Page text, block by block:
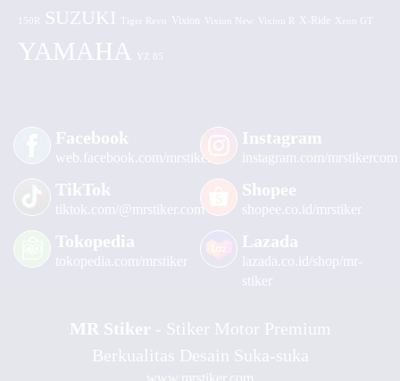
150R SUZUKI Tiger Revo Vixion Vixion New Vixion R X-Ride Xeon GT
YAMAHA YZ 85
Facebook
web.facebook.com/mrstiker
Instagram
instagram.com/mrstikercom
TikTok
tiktok.com/@mrstiker.com
Shopee
shopee.co.id/mrstiker
Tokopedia
tokopedia.com/mrstiker
Lazada
lazada.co.id/shop/mr-
stiker
MR Stiker - Stiker Motor Premium
Berkualitas Desain Suka-suka
www.mrstiker.com